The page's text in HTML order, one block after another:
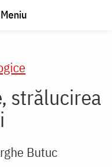
Meniu
strălucirea
Butuc